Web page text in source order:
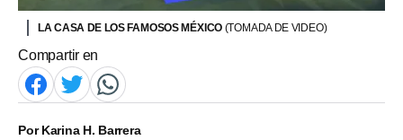
LA CASA DE LOS FAMOSOS MÉXICO (TOMADA DE VIDEO)
Compartir en
PorKarina H. Barrera